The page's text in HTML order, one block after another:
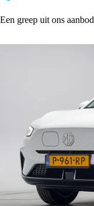
Een greep uit ons aanbod